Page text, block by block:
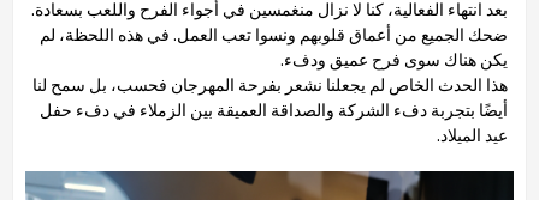
بعد انتهاء الفعالية، كنا لا نزال منغمسين في أجواء الفرح واللعب بسعادة.
ضحك الجميع من أعماق قلوبهم ونسوا تعب العمل. في هذه اللحظة، لم
يكن هناك سوى فرح عميق ودفء.
هذا الحدث الخاص لم يجعلنا نشعر بفرحة المهرجان فحسب، بل سمح لنا
أيضًا بتجربة دفء الشركة والصداقة العميقة بين الزملاء في دفء حفل
عيد الميلاد.